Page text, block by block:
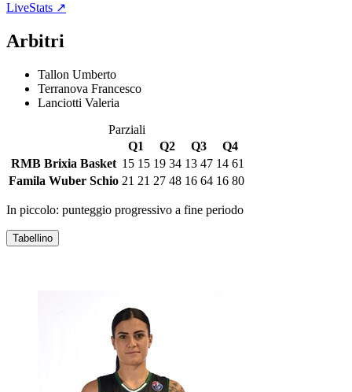
LiveStats ↗
Arbitri
Tallon Umberto
Terranova Francesco
Lanciotti Valeria
Parziali
Q1
Q2 Q3
Q4
RMB Brixia Basket 15 15 19 34 13 47 14 61
Famila Wuber Schio 21 21 27 48 16 64 16 80
In piccolo: punteggio progressivo a fine periodo
Tabellino